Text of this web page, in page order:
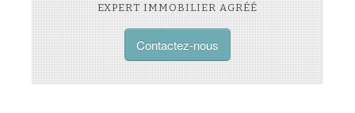
EXPERT IMMOBILIER AGRÉÉ
Contactez-nous